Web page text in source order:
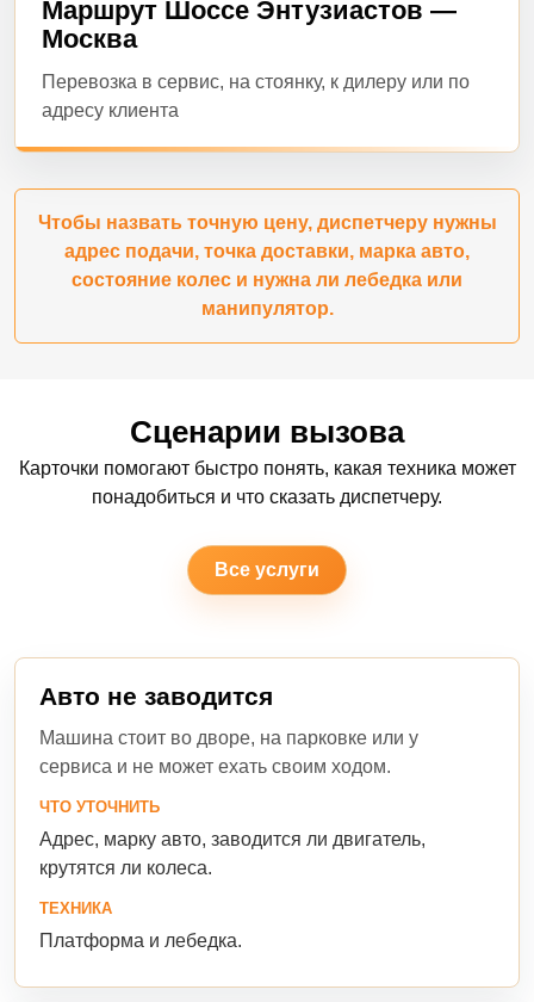
Маршрут Шоссе Энтузиастов —
Москва
Перевозка в сервис, на стоянку, к дилеру или по
адресу клиента
Чтобы назвать точную цену, диспетчеру нужны
адрес подачи, точка доставки, марка авто,
состояние колес и нужна ли лебедка или
манипулятор.
Сценарии вызова
Карточки помогают быстро понять, какая техника может
понадобиться и что сказать диспетчеру.
Все услуги
Авто не заводится
Машина стоит во дворе, на парковке или у
сервиса и не может ехать своим ходом.
ЧТО УТОЧНИТЬ
Адрес, марку авто, заводится ли двигатель,
крутятся ли колеса.
ТЕХНИКА
Платформа и лебедка.